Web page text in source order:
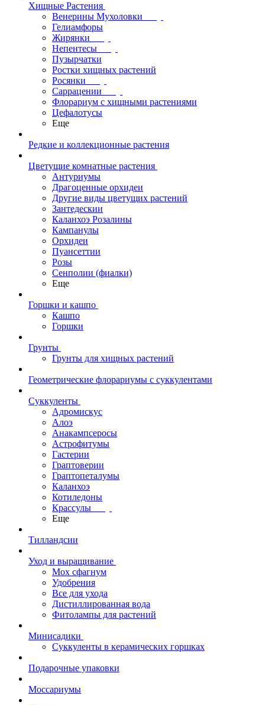
Хищные Растения
Венерины Мухоловки
Гелиамфоры
Жирянки
Непентесы
Пузырчатки
Ростки хищных растений
Росянки
Саррацении
Флорариум с хищными растениями
Цефалотусы
Еще
Редкие и коллекционные растения
Цветущие комнатные растения
Антуриумы
Драгоценные орхидеи
Другие виды цветущих растений
Зантедескии
Каланхоэ Розалины
Кампанулы
Орхидеи
Пуансеттии
Розы
Сенполии (фиалки)
Еще
Горшки и кашпо
Кашпо
Горшки
Грунты
Грунты для хищных растений
Геометрические флорариумы с суккулентами
Суккуленты
Адромискус
Алоэ
Анакампсеросы
Астрофитумы
Гастерии
Граптоверии
Граптопеталумы
Каланхоэ
Котиледоны
Крассулы
Еще
Тилландсии
Уход и выращивание
Мох сфагнум
Удобрения
Все для ухода
Дистиллированная вода
Фитолампы для растений
Минисадики
Суккуленты в керамических горшках
Подарочные упаковки
Моссариумы